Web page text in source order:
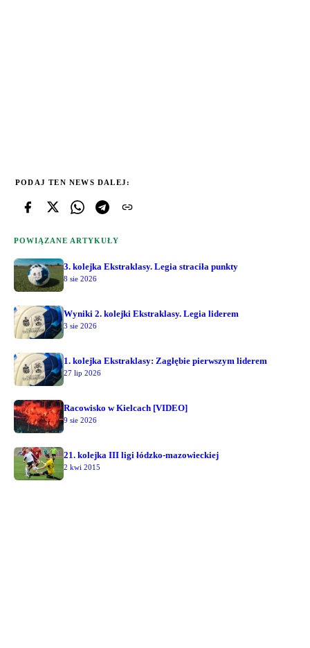
PODAJ TEN NEWS DALEJ:
POWIĄZANE ARTYKUŁY
3. kolejka Ekstraklasy. Legia straciła punkty
8 sie 2026
Wyniki 2. kolejki Ekstraklasy. Legia liderem
3 sie 2026
1. kolejka Ekstraklasy: Zagłębie pierwszym liderem
27 lip 2026
Racowisko w Kielcach [VIDEO]
9 sie 2026
21. kolejka III ligi łódzko-mazowieckiej
2 kwi 2015